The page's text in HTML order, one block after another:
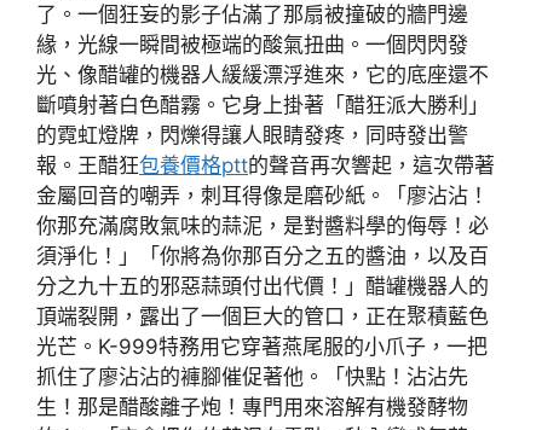
了。一個狂妄的影子佔滿了那扇被撞破的牆門邊
緣，光線一瞬間被極端的酸氣扭曲。一個閃閃發
光、像醋罐的機器人緩緩漂浮進來，它的底座還不
斷噴射著白色醋霧。它身上掛著「醋狂派大勝利」
的霓虹燈牌，閃爍得讓人眼睛發疼，同時發出警
報。王醋狂包養價格ptt的聲音再次響起，這次帶著
金屬回音的嘲弄，刺耳得像是磨砂紙。「廖沾沾！
你那充滿腐敗氣味的蒜泥，是對醬料學的侮辱！必
須淨化！」「你將為你那百分之五的醬油，以及百
分之九十五的邪惡蒜頭付出代價！」醋罐機器人的
頂端裂開，露出了一個巨大的管口，正在聚積藍色
光芒。K-999特務用它穿著燕尾服的小爪子，一把
抓住了廖沾沾的褲腳催促著他。「快點！沾沾先
生！那是醋酸離子炮！專門用來溶解有機發酵物